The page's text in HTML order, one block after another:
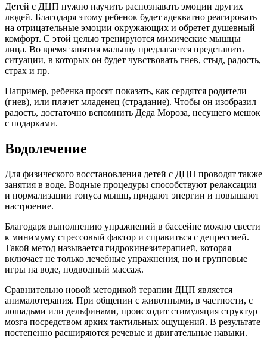
Детей с ДЦП нужно научить распознавать эмоции других
людей. Благодаря этому ребенок будет адекватно реагировать
на отрицательные эмоции окружающих и обретет душевный
комфорт. С этой целью тренируются мимические мышцы
лица. Во время занятия малышу предлагается представить
ситуации, в которых он будет чувствовать гнев, стыд, радость,
страх и пр.
Например, ребенка просят показать, как сердятся родители
(гнев), или плачет младенец (страдание). Чтобы он изобразил
радость, достаточно вспомнить Деда Мороза, несущего мешок
с подарками.
Водолечение
Для физического восстановления детей с ДЦП проводят также
занятия в воде. Водные процедуры способствуют релаксации
и нормализации тонуса мышц, придают энергии и повышают
настроение.
Благодаря выполнению упражнений в бассейне можно свести
к минимуму стрессовый фактор и справиться с депрессией.
Такой метод называется гидрокинезитерапией, которая
включает не только лечебные упражнения, но и групповые
игры на воде, подводный массаж.
Сравнительно новой методикой терапии ДЦП является
анималотерапия. При общении с животными, в частности, с
лошадьми или дельфинами, происходит стимуляция структур
мозга посредством ярких тактильных ощущений. В результате
постепенно расширяются речевые и двигательные навыки.